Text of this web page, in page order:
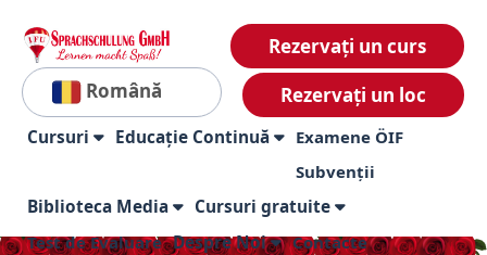
Română
Rezervați un curs
Rezervați un loc
Cursuri Educație Continuă
Examene ÖIF
Subvenții
Biblioteca Media Cursuri gratuite
Test de Evaluare Despre Noi Contacte